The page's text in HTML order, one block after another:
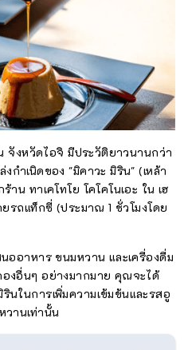
จังหวัดไอจิ มีประวัติยาวนานกว่า
กำเนิดของ "มิคาวะ มิริน" (เหล้า
น ทาเคโทโย โคโคโนเอะ ใน เฮ
รถแท็กซี่ (ประมาณ 1 ชั่วโมงโดย
ออาหาร ขนมหวาน และเครื่องดื่ม
งอื่นๆ อย่างมากมาย คุณจะได้
นในการเพิ่มความเข้มข้นและรสอู
วานเท่านั้น